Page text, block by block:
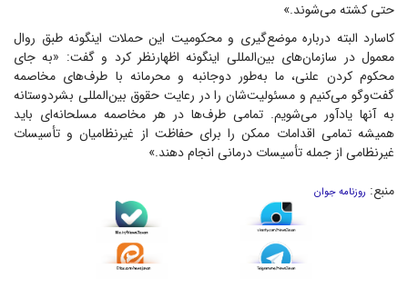
حتی کشته می‌شوند.»
کاسارد البته درباره موضع‌گیری و محکومیت این حملات اینگونه طبق روال
معمول در سازمان‌های بین‌المللی اینگونه اظهار‌نظر کرد و گفت: «به جای
محکوم کردن علنی، ما به‌طور دوجانبه و محرمانه با طرف‌های مخاصمه
گفت‌و‌گو می‌کنیم و مسئولیت‌شان را در رعایت حقوق بین‌المللی بشردوستانه
به آنها یادآور می‌شویم. تمامی طرف‌ها در هر مخاصمه مسلحانه‌ای باید
همیشه تمامی اقدامات ممکن را برای حفاظت از غیرنظامیان و تأسیسات
غیرنظامی از جمله تأسیسات درمانی انجام دهند.»
منبع: روزنامه جوان